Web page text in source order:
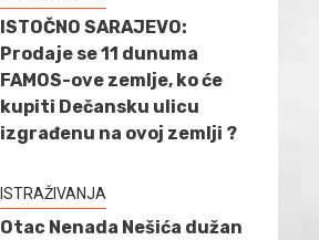
ISTOČNO SARAJEVO:
Prodaje se 11 dunuma
FAMOS-ove zemlje, ko će
kupiti Dečansku ulicu
izgrađenu na ovoj zemlji ?
ISTRAŽIVANJA
Otac Nenada Nešića dužan